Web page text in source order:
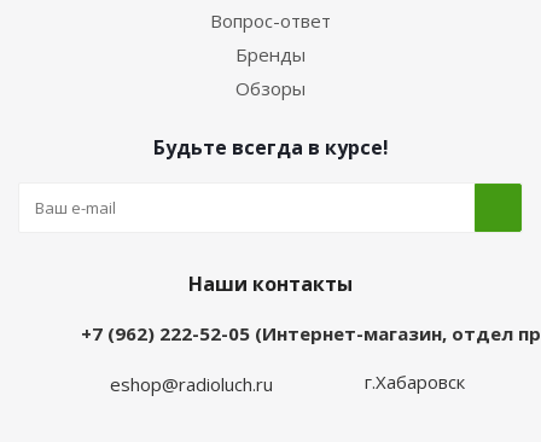
Вопрос-ответ
Бренды
Обзоры
Будьте всегда в курсе!
Наши контакты
+7 (962) 222-52-05 (Интернет-магазин, отдел
eshop@radioluch.ru г.Хабаровск